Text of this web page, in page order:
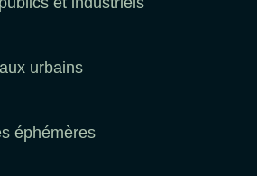
urbains
éphémères